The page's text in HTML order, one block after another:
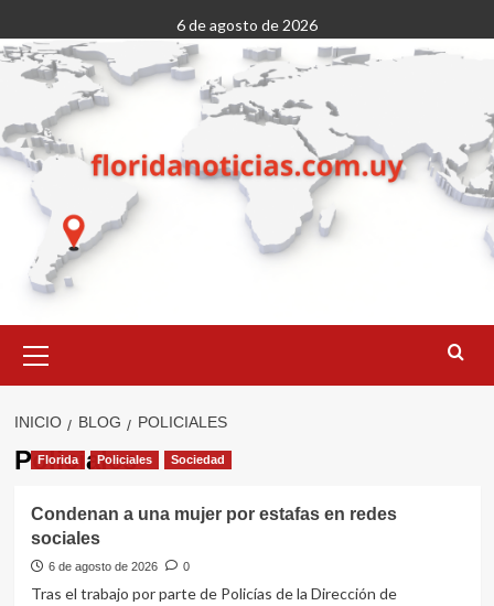
al
contenido
6 de agosto de 2026
primario
INICIO BLOG POLICIALES
Policiales
Florida Policiales Sociedad
Condenan a una mujer por estafas en redes
sociales
6 de agosto de 2026 0
Tras el trabajo por parte de Policías de la Dirección de